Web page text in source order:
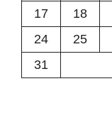
17
18
24
25
31